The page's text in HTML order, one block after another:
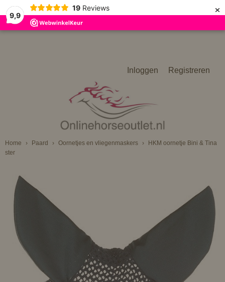
9,9
19 Reviews ×
Inloggen Registreren
Home › Paard › Oornetjes en vliegenmaskers ›
HKM oornetje Bini & Tina
ster